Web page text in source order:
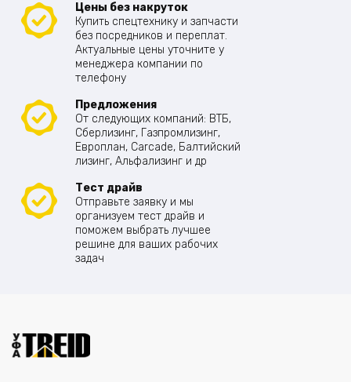
Цены без накруток
Купить спецтехнику и запчасти
без посредников и переплат.
Актуальные цены уточните у
менеджера компании по
телефону
Предложения
От следующих компаний: ВТБ,
Сберлизинг, Газпромлизинг,
Европлан, Carcade, Балтийский
лизинг, Альфализинг и др
Тест драйв
Отправьте заявку и мы
организуем тест драйв и
поможем выбрать лучшее
решине для ваших рабочих
задач